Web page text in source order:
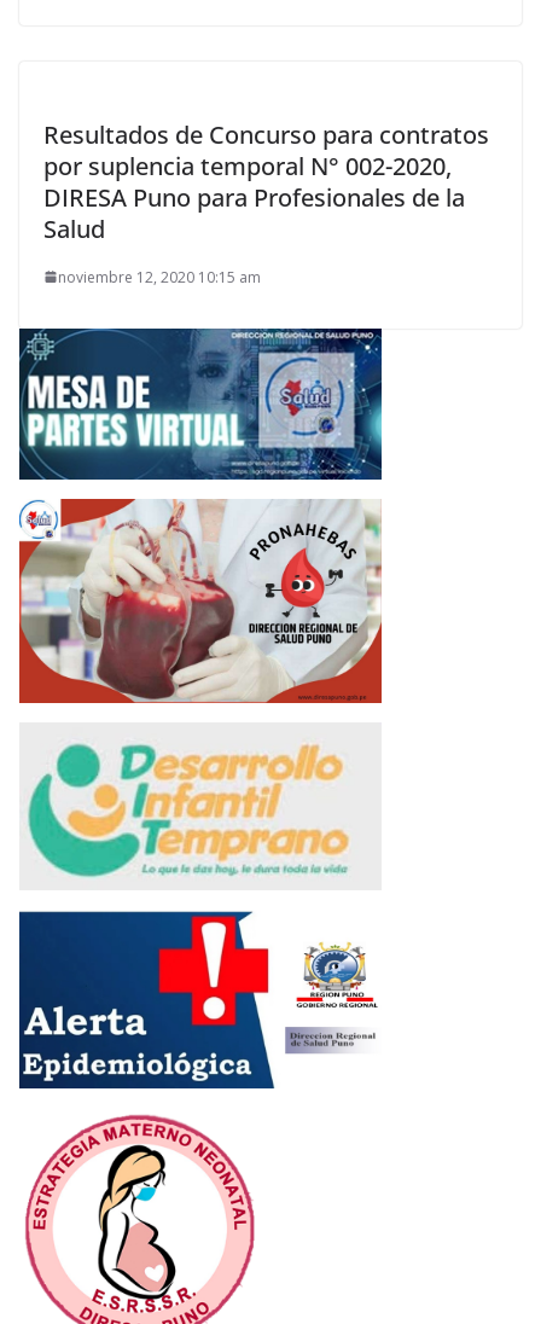
Resultados de Concurso para contratos
por suplencia temporal N° 002-2020,
DIRESA Puno para Profesionales de la
Salud
noviembre 12, 2020 10:15 am